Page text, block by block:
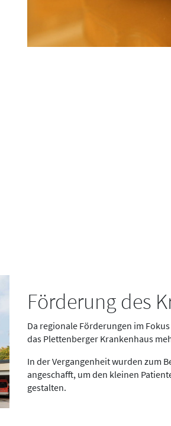
Förderung des
Da regionale Förderungen im
das Plettenberger Krankenhaus
In der Vergangenheit wurden zum
angeschafft, um den kleinen
gestalten.